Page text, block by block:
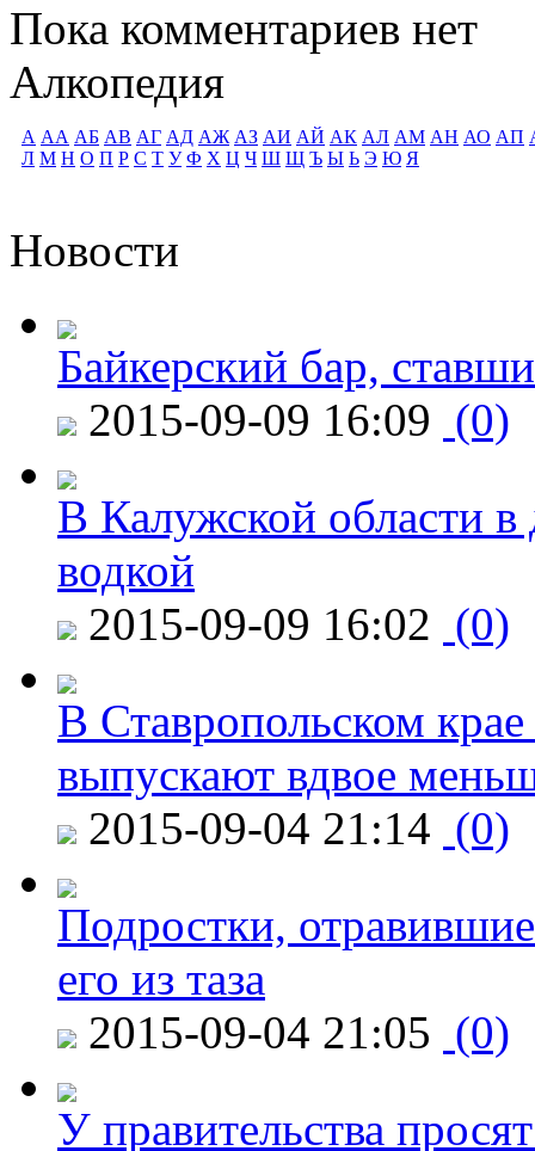
Пока комментариев нет
Алкопедия
А АА АБ АВ АГ АД АЖ АЗ АИ АЙ АК АЛ АМ АН АО АП
Л М Н О П Р С Т У Ф Х Ц Ч Ш Щ Ъ Ы Ь Э Ю Я
Новости
Байкерский бар,
2015-09-09 16:09 (0)
В Калужской области в
водкой
2015-09-09 16:02 (0)
В Ставропольском
выпускают вдвое
2015-09-04 21:14 (0)
Подростки,
его из таза
2015-09-04 21:05 (0)
У правительства